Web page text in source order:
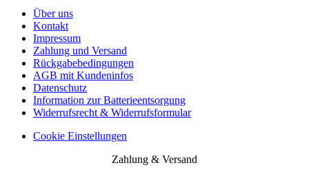
Über uns
Kontakt
Impressum
Zahlung und Versand
Rückgabebedingungen
AGB mit Kundeninfos
Datenschutz
Information zur Batterieentsorgung
Widerrufsrecht & Widerrufsformular
Cookie Einstellungen
Zahlung & Versand